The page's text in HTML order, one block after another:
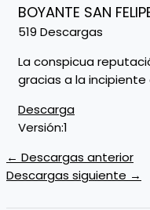
BOYANTE SAN
519 Descargas
La conspicua
gracias a la
Descarga
Versión:1
← Descargas anterior
Descargas siguiente →